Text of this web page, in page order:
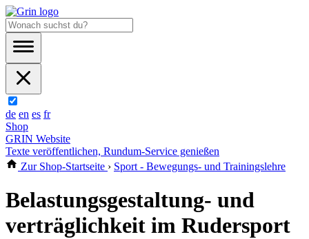
de en es fr
Shop
GRIN Website
Texte veröffentlichen, Rundum-Service genießen
Zur Shop-Startseite › Sport - Bewegungs- und Trainingslehre
Belastungsgestaltung- und
verträglichkeit im Rudersport